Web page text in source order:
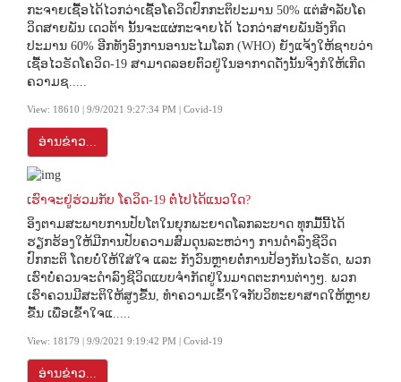
ກະຈາຍເຊື້ອໄດ້ໄວກວ່າເຊື້ອໂຄວິດປົກກະຕິປະມານ 50% ແຕ່ສໍາລັບໂຄ
ວິດສາຍພັນ ເດວຕ້າ ນັ້ນຈະແຜ່ກະຈາຍໄດ້ ໄວກວ່າສາຍພັນອັງກິດ
ປະມານ 60% ອີກທັງອົງການອານະໄມໂລກ (WHO) ຍັງແຈ້ງໃຫ້ຊາບວ່າ
ເຊື້ອໄວຣັດໂຄວິດ-19 ສາມາດລອຍຕົວຢູ່ໃນອາກາດດັ່ງນັ້ນຈິງກໍໃຫ້ເກີດ
ຄວາມຊ.....
View: 18610 | 9/9/2021 9:27:34 PM | Covid-19
ອ່ານຂ່າວ...
ເຮົາຈະຢູ່ຮ່ວມກັບ ໂຄວິດ-19 ຕໍ່ໄປໄດ້ແນວໃດ?
ອິງຕາມສະພາບການປັບໂຕໃນຍຸກພະຍາດໂລກລະບາດ ທຸກມື້ນີ້ໄດ້
ຮຽກຮ້ອງໃຫ້ມີການປັບຄວາມສົມດຸນລະຫວ່າງ ການດຳລົງຊີວິດ
ປົກກະຕິ ໂດຍບໍ່ໃຫ້ໃສ່ໃຈ ແລະ ກັງວົນຫຼາຍຕໍ່ການປ້ອງກັນໄວຣັດ, ພວກ
ເຮົາບໍ່ຄວນຈະດຳລົງຊີວິດແບບຈຳກັດຢູ່ໃນມາດຕະການຕ່າງໆ. ພວກ
ເຮົາຄວນມີສະຕິໃຫ້ສູງຂື້ນ, ທຳຄວາມເຂົ້າໃຈກັບວິທະຍາສາດໃຫ້ຫຼາຍ
ຂື້ນ ເພື່ອເຂົ້າໃຈແ.....
View: 18179 | 9/9/2021 9:19:42 PM | Covid-19
ອ່ານຂ່າວ...